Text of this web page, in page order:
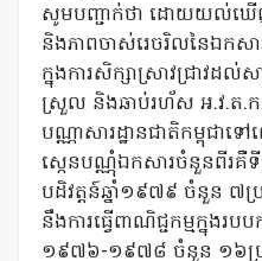
សូមបញ្ជាក់ថា ដោយយល់ឃើ
និងភាពចាស់រេចរិលនៃឯកស
ក្នុងការសិក្សាស្រាវជ្រាវដ
ស្រួល និងឆាប់រហ័ស អ.វ.ត.
បណ្ណាសារដ្ឋានជាតិកម្ពុជាទ
ស្កេនបណ្ណុំឯកសារចំនួនពីរគឺ
បដិវត្តន៍ឆ្នាំ១៩៧៩ ចំនួន ៧
នឹងការធ្វើពាណិជ្ជកម្មក្នុងរ
១៩៧៦-១៩៧៨ ចំនួន ១៦ប្